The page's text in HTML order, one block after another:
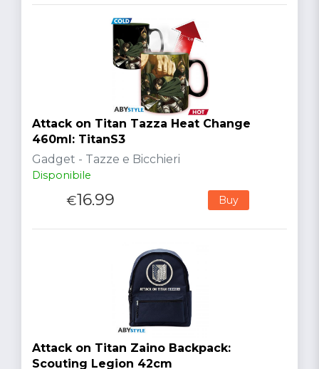
Attack on Titan Tazza Heat Change
460ml: TitanS3
Gadget - Tazze e Bicchieri
Disponibile
€16.99 Buy
Attack on Titan Zaino Backpack:
Scouting Legion 42cm